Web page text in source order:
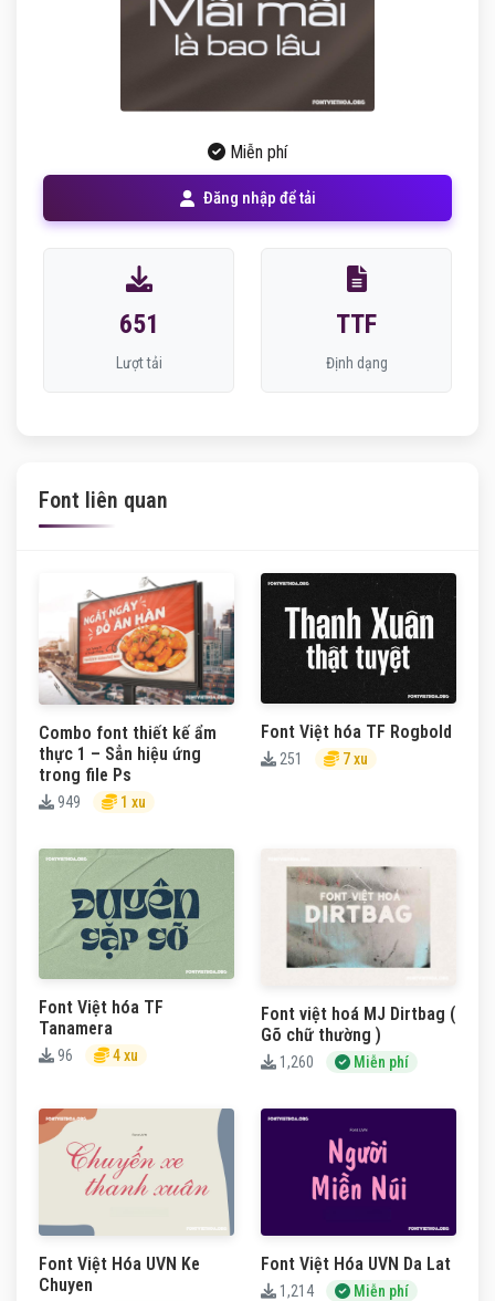
Miễn phí
Đăng nhập để tải
651
Lượt tải
TTF
Định dạng
Font liên quan
Combo font thiết kế ẩm
thực 1 – Sẳn hiệu ứng
trong file Ps
949 1 xu
Font Việt hóa TF Rogbold
251 7 xu
Font Việt hóa TF
Tanamera
96 4 xu
Font việt hoá MJ Dirtbag (
Gõ chữ thường )
1,260 Miễn phí
Font Việt Hóa UVN Ke
Chuyen
Font Việt Hóa UVN Da Lat
1,214 Miễn phí